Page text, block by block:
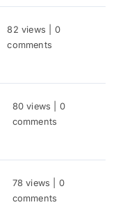
82 views
0
comments
80 views
0
comments
78 views
0
comments